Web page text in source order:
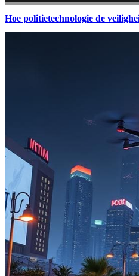
Hoe politietechnologie de